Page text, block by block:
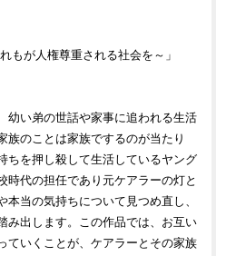
もが人権尊重される社会を～」
幼い弟の世話や家事に追われる生活
族のことは家族でするのが当たり
ちを押し殺して生活しているヤング
時代の担任であり元ケアラーの灯と
当の気持ちについて見つめ直し、
み出します。この作品では、お互い
ていくことが、ケアラーとその家族